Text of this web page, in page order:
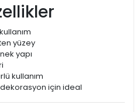
yüzey
yapı
kullanım
için ideal